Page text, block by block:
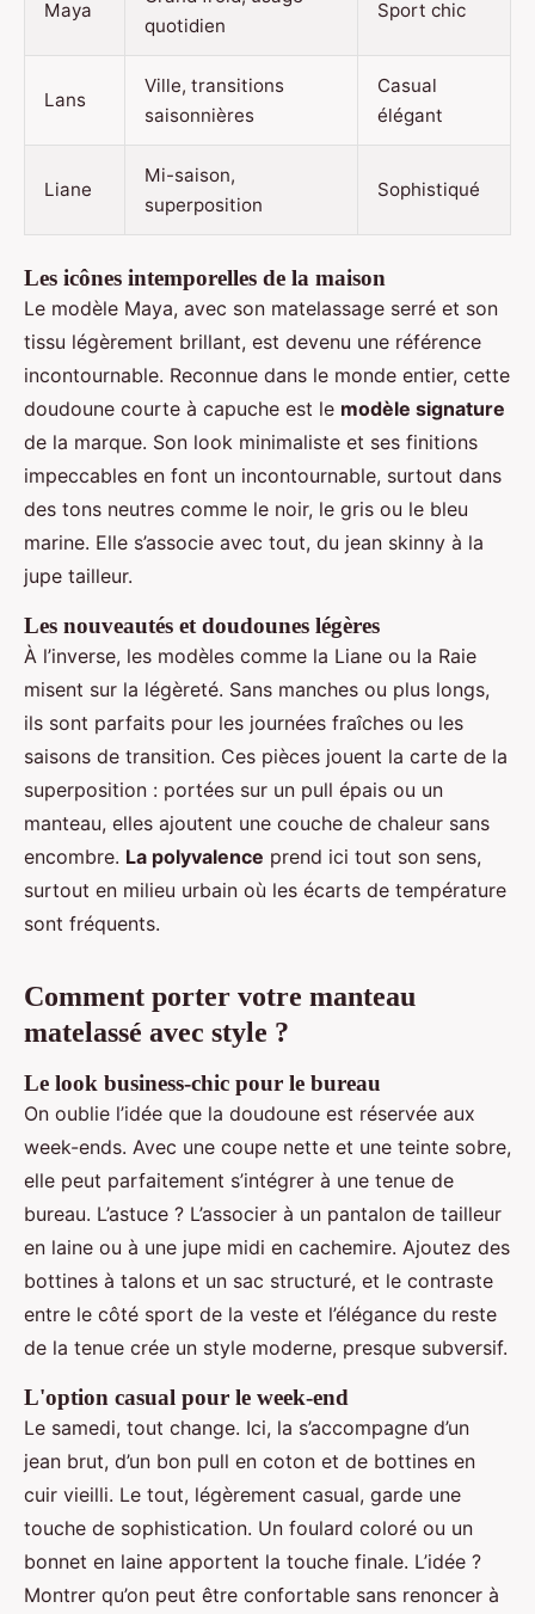
Maya
quotidien
Sport chic
Lans
Ville, transitions
saisonnières
Casual
élégant
Liane
Mi-saison,
superposition
Sophistiqué
Les icônes intemporelles de la maison
Le modèle Maya, avec son matelassage serré et son
tissu légèrement brillant, est devenu une référence
incontournable. Reconnue dans le monde entier, cette
doudoune courte à capuche est le modèle signature
de la marque. Son look minimaliste et ses finitions
impeccables en font un incontournable, surtout dans
des tons neutres comme le noir, le gris ou le bleu
marine. Elle s’associe avec tout, du jean skinny à la
jupe tailleur.
Les nouveautés et doudounes légères
À l’inverse, les modèles comme la Liane ou la Raie
misent sur la légèreté. Sans manches ou plus longs,
ils sont parfaits pour les journées fraîches ou les
saisons de transition. Ces pièces jouent la carte de la
superposition : portées sur un pull épais ou un
manteau, elles ajoutent une couche de chaleur sans
encombre. La polyvalence prend ici tout son sens,
surtout en milieu urbain où les écarts de température
sont fréquents.
Comment porter votre manteau
matelassé avec style ?
Le look business-chic pour le bureau
On oublie l’idée que la doudoune est réservée aux
week-ends. Avec une coupe nette et une teinte sobre,
elle peut parfaitement s’intégrer à une tenue de
bureau. L’astuce ? L’associer à un pantalon de tailleur
en laine ou à une jupe midi en cachemire. Ajoutez des
bottines à talons et un sac structuré, et le contraste
entre le côté sport de la veste et l’élégance du reste
de la tenue crée un style moderne, presque subversif.
L'option casual pour le week-end
Le samedi, tout change. Ici, la s’accompagne d’un
jean brut, d’un bon pull en coton et de bottines en
cuir vieilli. Le tout, légèrement casual, garde une
touche de sophistication. Un foulard coloré ou un
bonnet en laine apportent la touche finale. L’idée ?
Montrer qu’on peut être confortable sans renoncer à